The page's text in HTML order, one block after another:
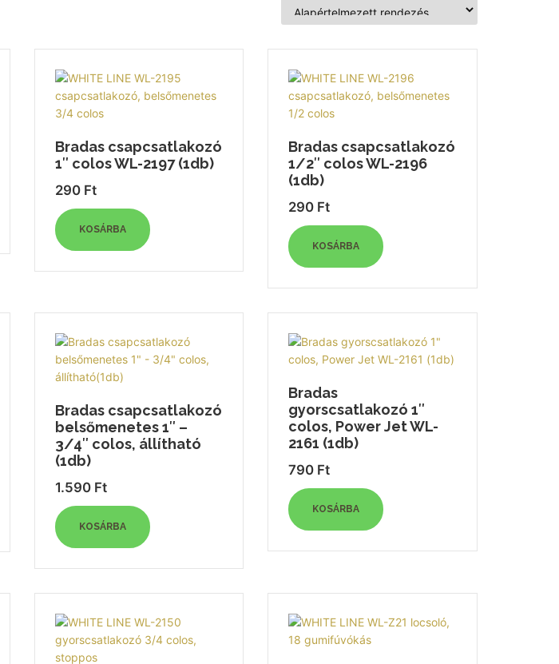
Bradas csapcsatlakozó
1″ colos WL-2197 (1db)
290 Ft
KOSÁRBA
Bradas csapcsatlakozó
1/2″ colos WL-2196
(1db)
290 Ft
KOSÁRBA
Bradas csapcsatlakozó
belsőmenetes 1″ –
3/4″ colos, állítható
(1db)
1.590 Ft
KOSÁRBA
Bradas
gyorscsatlakozó 1″
colos, Power Jet WL-
2161 (1db)
790 Ft
KOSÁRBA